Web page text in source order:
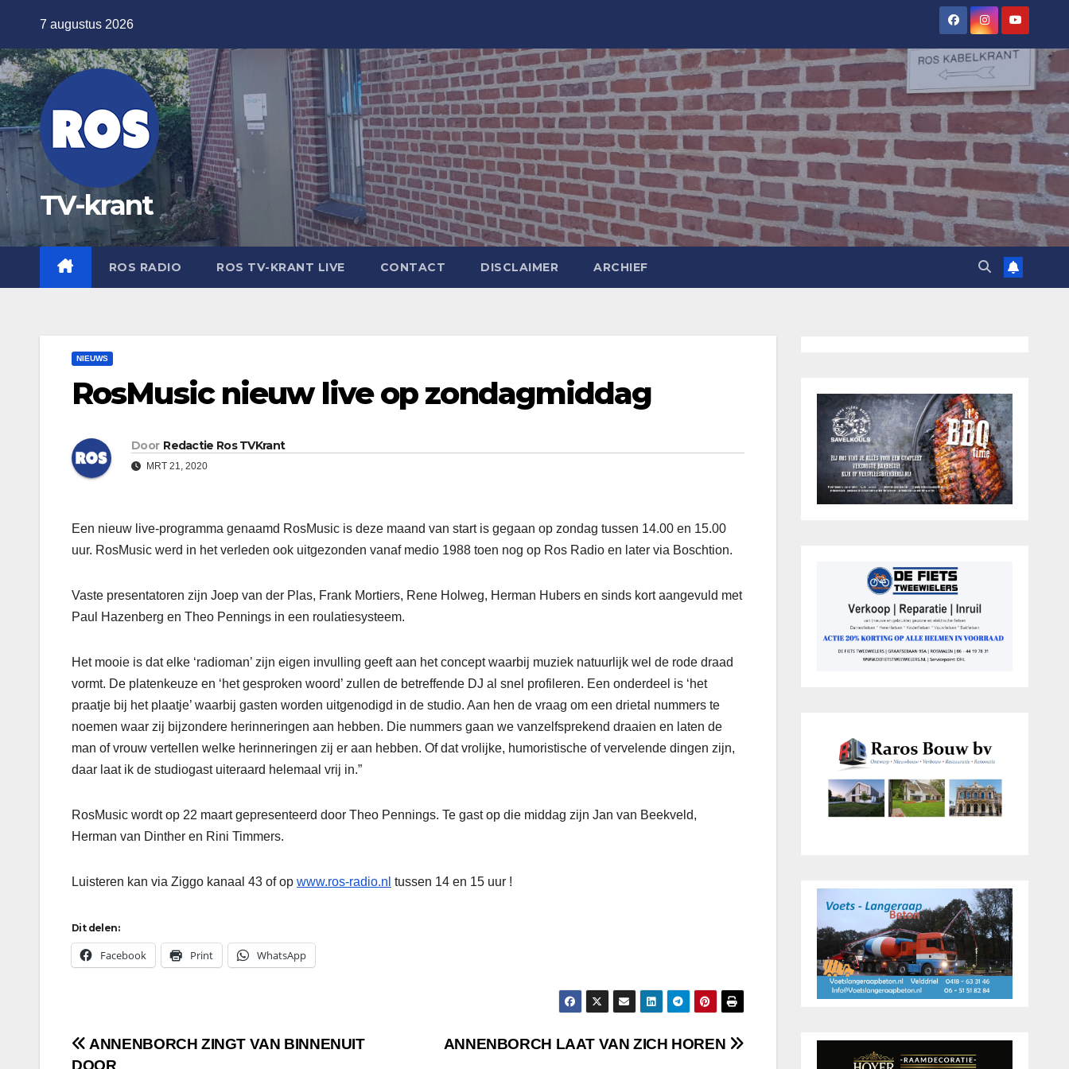
de
inhoud
7 augustus 2026
TV-krant
ROS RADIO ROS TV-KRANT LIVE CONTACT DISCLAIMER ARCHIEF
NIEUWS
RosMusic nieuw live op zondagmiddag
Door Redactie Ros TVKrant
MRT 21, 2020
Een nieuw live-programma genaamd RosMusic is deze maand van start is gegaan op zondag tussen 14.00 en 15.00
uur. RosMusic werd in het verleden ook uitgezonden vanaf medio 1988 toen nog op Ros Radio en later via Boschtion.
Vaste presentatoren zijn Joep van der Plas, Frank Mortiers, Rene Holweg, Herman Hubers en sinds kort aangevuld met
Paul Hazenberg en Theo Pennings in een roulatiesysteem.
Het mooie is dat elke ‘radioman’ zijn eigen invulling geeft aan het concept waarbij muziek natuurlijk wel de rode draad
vormt. De platenkeuze en ‘het gesproken woord’ zullen de betreffende DJ al snel profileren. Een onderdeel is ‘het
praatje bij het plaatje’ waarbij gasten worden uitgenodigd in de studio. Aan hen de vraag om een drietal nummers te
noemen waar zij bijzondere herinneringen aan hebben. Die nummers gaan we vanzelfsprekend draaien en laten de
man of vrouw vertellen welke herinneringen zij er aan hebben. Of dat vrolijke, humoristische of vervelende dingen zijn,
daar laat ik de studiogast uiteraard helemaal vrij in.”
RosMusic wordt op 22 maart gepresenteerd door Theo Pennings. Te gast op die middag zijn Jan van Beekveld,
Herman van Dinther en Rini Timmers.
Luisteren kan via Ziggo kanaal 43 of op www.ros-radio.nl tussen 14 en 15 uur !
Dit delen:
Facebook Print WhatsApp
Bericht
ANNENBORCH LAAT VAN ZICH HOREN
ANNENBORCH ZINGT VAN BINNENUIT